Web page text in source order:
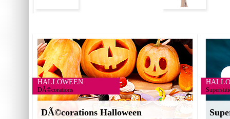
HALLOWEEN
DÃ©corations
DÃ©corations Halloween